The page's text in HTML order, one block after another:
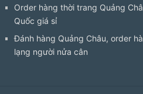
Order hàng thời trang Quảng
Quốc giá sỉ
Đánh hàng Quảng Châu, order
lạng người nửa cân